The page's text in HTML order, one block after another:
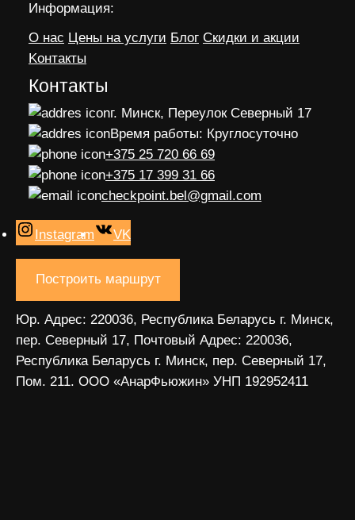
Информация:
О нас Цены на услуги Блог Скидки и акции
Kонтакты
Контакты
г. Минск, Переулок Северный 17
Время работы: Круглосуточно
+375 25 720 66 69
+375 17 399 31 66
checkpoint.bel@gmail.com
Instagram VK
Построить маршрут
Юр. Адрес: 220036, Республика Беларусь г. Минск,
пер. Северный 17, Почтовый Адрес: 220036,
Республика Беларусь г. Минск, пер. Северный 17,
Пом. 211. ООО «АнарФьюжин» УНП 192952411